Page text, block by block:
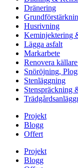
Dränering
Husrivning
Keminjektering
Lägga asfalt
Markarbete
Renovera
Snöröjning,
Stenläggning
Stenspräckning
Projekt
Blogg
Offert
Projekt
Blogg